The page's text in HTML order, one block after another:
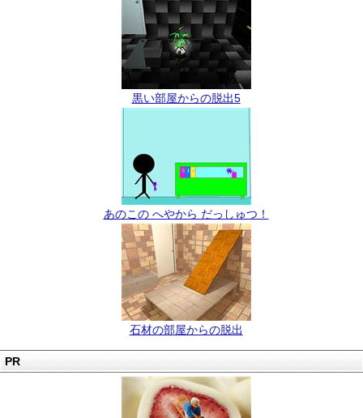
黒い部屋からの脱出5
あのこの へやから だっしゅつ！
石材の部屋からの脱出
PR